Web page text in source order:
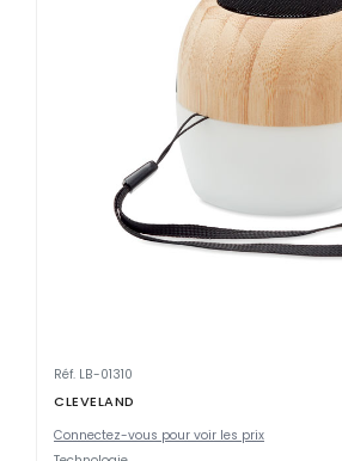
Réf. LB-01310
CLEVELAND
Connectez-vous pour voir les prix